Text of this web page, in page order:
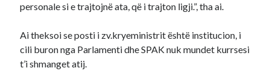
personale si e trajtojnë ata, që i trajton ligji.”, tha ai.
Ai theksoi se posti i zv.kryeministrit është institucion, i
cili buron nga Parlamenti dhe SPAK nuk mundet kurrsesi
t’i shmanget atij.